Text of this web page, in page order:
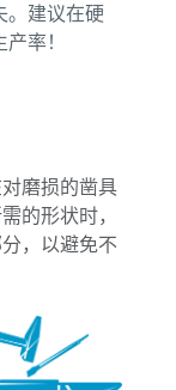
。建议在硬
率！
磨损的凿具
的形状时，
，以避免不